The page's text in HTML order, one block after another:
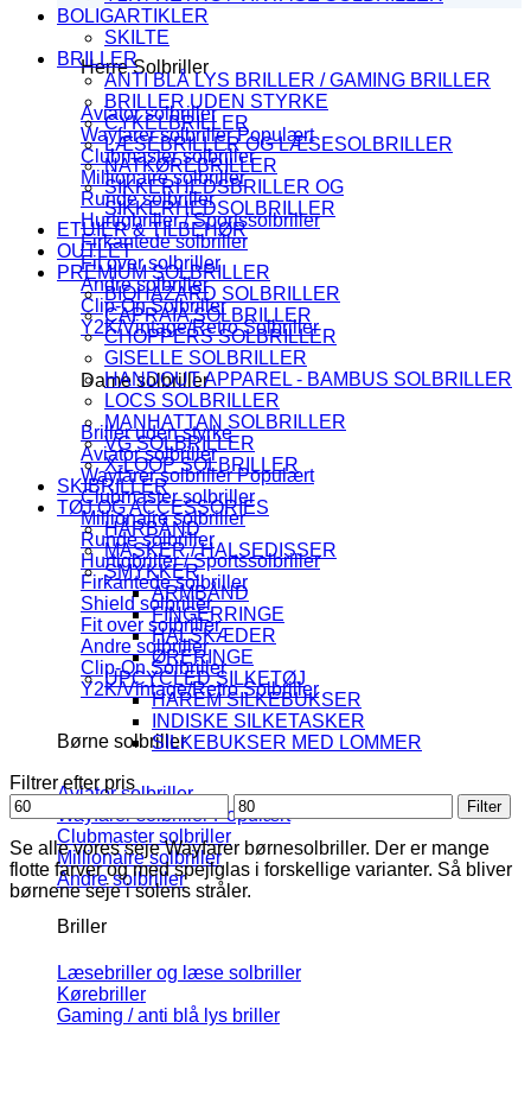
Herre Solbriller
Aviator solbriller
Wayfarer solbriller
Clubmaster solbriller
Millionaire solbriller
Runde solbriller
Hurtigbriller / Sportssolbriller
Firkantede solbriller
Fit over solbriller
Andre solbriller
Clip-On Solbriller
Y2K/Vintage/Retro Solbriller
Dame solbriller
Briller uden styrke
Aviator solbriller
Wayfarer solbriller
Clubmaster solbriller
Millionaire solbriller
Runde solbriller
Hurtigbriller / Sportssolbriller
Firkantede solbriller
Shield solbriller
Fit over solbriller
Andre solbriller
Clip-On Solbriller
Y2K/Vintage/Retro Solbriller
Børne solbriller
Aviator solbriller
Wayfarer solbriller
Clubmaster solbriller
Millionaire solbriller
Andre solbriller
Briller
Læsebriller og læse solbriller
Kørebriller
Gaming / anti blå lys briller
BOLIGARTIKLER
SKILTE
BRILLER
ANTI BLÅ LYS BRILLER / GAMING BRILLER
BRILLER UDEN STYRKE
CYKELBRILLER
LÆSEBRILLER OG LÆSESOLBRILLER
NATKØREBRILLER
SIKKERHEDSBRILLER OG
SIKKERHEDSOLBRILLER
ETUIER & TILBEHØR
OUTLET
PREMIUM SOLBRILLER
BIOHAZARD SOLBRILLER
CAPRAIA SOLBRILLER
CHOPPERS SOLBRILLER
GISELLE SOLBRILLER
HANDOUT APPAREL - BAMBUS SOLBRILLER
LOCS SOLBRILLER
MANHATTAN SOLBRILLER
VG SOLBRILLER
X-LOOP SOLBRILLER
SKIBRILLER
TØJ OG ACCESSORIES
HÅRBÅND
MASKER / HALSEDISSER
SMYKKER
ARMBÅND
FINGERRINGE
HALSKÆDER
ØRERINGE
UPCYCLED SILKETØJ
HAREM SILKEBUKSER
INDISKE SILKETASKER
SILKEBUKSER MED LOMMER
Filtrer efter pris
Mindste
pris
Højeste
pris
Filter
Se alle vores seje Wayfarer børnesolbriller. Der er mange
flotte farver og med spejlglas i forskellige varianter. Så bliver
børnene seje i solens stråler.